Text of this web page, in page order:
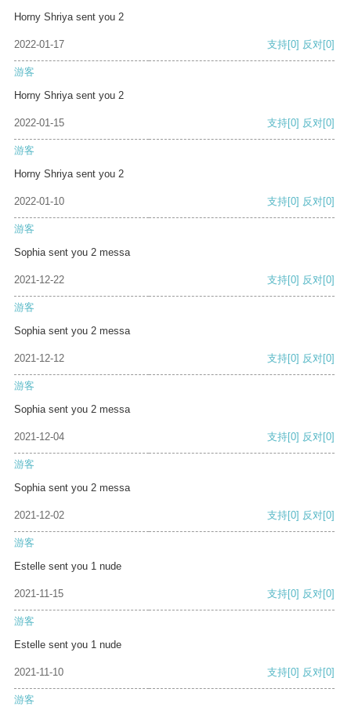
Horny Shriya sent you 2
2022-01-17 支持[0] 反对[0]
游客
Horny Shriya sent you 2
2022-01-15 支持[0] 反对[0]
游客
Horny Shriya sent you 2
2022-01-10 支持[0] 反对[0]
游客
Sophia sent you 2 messa
2021-12-22 支持[0] 反对[0]
游客
Sophia sent you 2 messa
2021-12-12 支持[0] 反对[0]
游客
Sophia sent you 2 messa
2021-12-04 支持[0] 反对[0]
游客
Sophia sent you 2 messa
2021-12-02 支持[0] 反对[0]
游客
Estelle sent you 1 nude
2021-11-15 支持[0] 反对[0]
游客
Estelle sent you 1 nude
2021-11-10 支持[0] 反对[0]
游客